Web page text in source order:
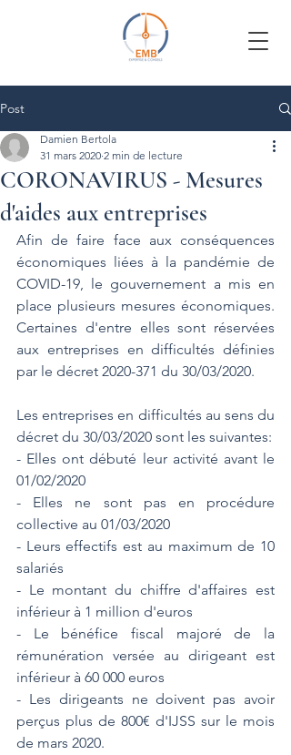
Post
CORONAVIRUS - Mesures
d'aides aux entreprises
Damien Bertola
31 mars 2020 2 min de lecture
Afin de faire face aux conséquences
économiques liées à la pandémie de
COVID-19, le gouvernement a mis en
place plusieurs mesures économiques.
Certaines d'entre elles sont réservées
aux entreprises en difficultés définies
par le décret 2020-371 du 30/03/2020.
Les entreprises en difficultés au sens du
décret du 30/03/2020 sont les suivantes:
- Elles ont débuté leur activité avant le
01/02/2020
- Elles ne sont pas en procédure
collective au 01/03/2020
- Leurs effectifs est au maximum de 10
salariés
- Le montant du chiffre d'affaires est
inférieur à 1 million d'euros
- Le bénéfice fiscal majoré de la
rémunération versée au dirigeant est
inférieur à 60 000 euros
- Les dirigeants ne doivent pas avoir
perçus plus de 800€ d'IJSS sur le mois
de mars 2020.